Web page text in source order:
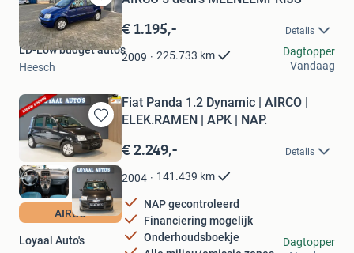
Bewaren
in
Mijn
Favorieten
€ 1.195,- Details
2009 225.733 km
LD-Low budget auto's
Heesch
Dagtopper
Vandaag
Bewaren
in
Mijn
Favorieten
AIRCO
Fiat Panda 1.2 Dynamic | AIRCO |
ELEK.RAMEN | APK | NAP.
€ 2.249,- Details
2004 141.439 km
NAP gecontroleerd
Financiering mogelijk
Onderhoudsboekje
Loyaal Auto's
Dagtopper